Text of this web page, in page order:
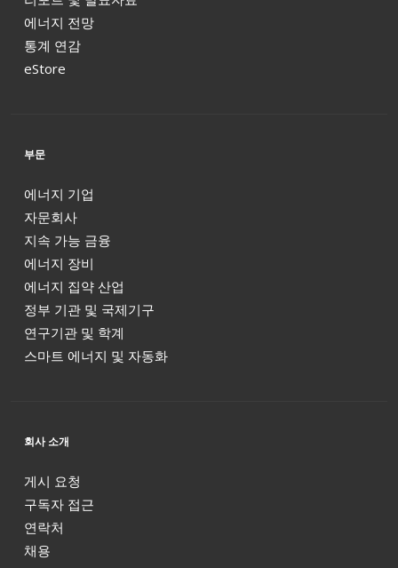
에너지 전망
통계 연감
eStore
부문
에너지 기업
자문회사
지속 가능 금융
에너지 장비
에너지 집약 산업
정부 기관 및 국제기구
연구기관 및 학계
스마트 에너지 및 자동화
회사 소개
게시 요청
구독자 접근
연락처
채용